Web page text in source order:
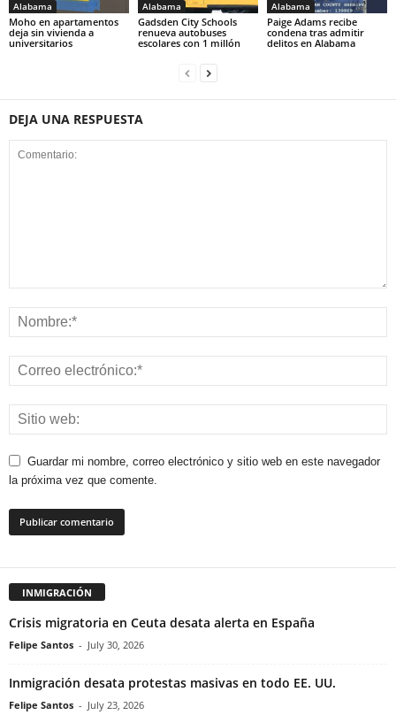
Alabama
Moho en apartamentos
deja sin vivienda a
universitarios
Alabama
Gadsden City Schools
renueva autobuses
escolares con 1 millón
Alabama
Paige Adams recibe
condena tras admitir
delitos en Alabama
DEJA UNA RESPUESTA
Guardar mi nombre, correo electrónico y sitio web en este navegador
la próxima vez que comente.
INMIGRACIÓN
Crisis migratoria en Ceuta desata alerta en España
Felipe Santos - July 30, 2026
Inmigración desata protestas masivas en todo EE. UU.
Felipe Santos - July 23, 2026